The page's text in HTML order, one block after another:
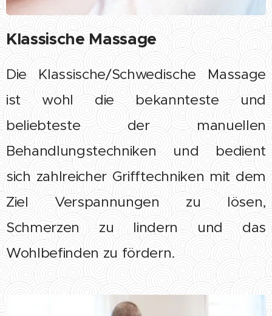
Klassische Massage
Die Klassische/Schwedische Massage
ist wohl die bekannteste und
beliebteste der manuellen
Behandlungstechniken und bedient
sich zahlreicher Grifftechniken mit dem
Ziel Verspannungen zu lösen,
Schmerzen zu lindern und das
Wohlbefinden zu fördern.